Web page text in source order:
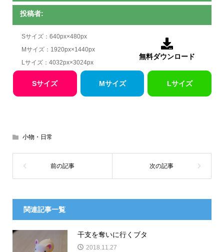
投稿者:
Sサイズ：640px×480px
Mサイズ：1920px×1440px
Lサイズ：4032px×3024px

無料ダウンロード
Sサイズ Mサイズ Lサイズ
小物・日常
関連記事一覧
干支を奪いに行くブタ
2018.11.27